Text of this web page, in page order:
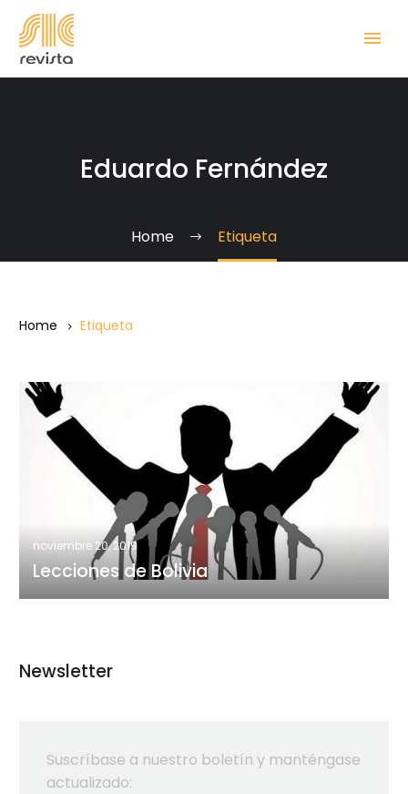
Eduardo Fernández
Home Etiqueta
Home Etiqueta
Lecciones
de
Bolivia
noviembre 20, 2019
Lecciones de Bolivia
Newsletter
Suscríbase a nuestro boletín y manténgase
actualizado: